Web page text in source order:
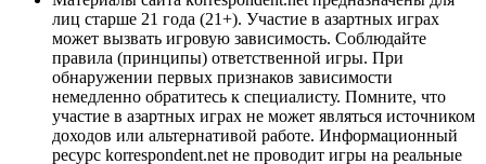
лиц старше 21 года (21+). Участие в азартных играх
может вызвать игровую зависимость. Соблюдайте
правила (принципы) ответственной игры. При
обнаружении первых признаков зависимости
немедленно обратитесь к специалисту. Помните, что
участие в азартных играх не может являться источником
доходов или альтернативой работе. Информационный
ресурс korrespondent.net не проводит игры на реальные